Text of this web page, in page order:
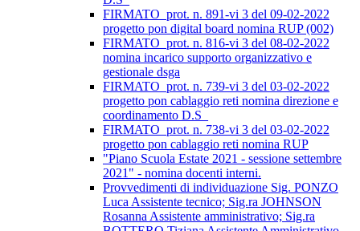
FIRMATO_prot. n. 891-vi 3 del 09-02-2022
progetto pon digital board nomina RUP (002)
FIRMATO_prot. n. 816-vi 3 del 08-02-2022
nomina incarico supporto organizzativo e
gestionale dsga
FIRMATO_prot. n. 739-vi 3 del 03-02-2022
progetto pon cablaggio reti nomina direzione e
coordinamento D.S_
FIRMATO_prot. n. 738-vi 3 del 03-02-2022
progetto pon cablaggio reti nomina RUP
"Piano Scuola Estate 2021 - sessione settembre
2021" - nomina docenti interni.
Provvedimenti di individuazione Sig. PONZO
Luca Assistente tecnico; Sig.ra JOHNSON
Rosanna Assistente amministrativo; Sig.ra